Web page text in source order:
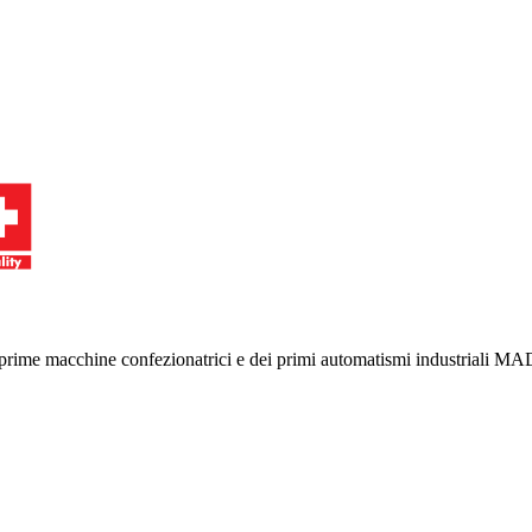
macchine confezionatrici e dei primi automatismi industriali